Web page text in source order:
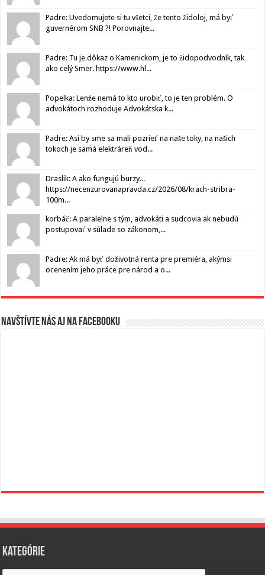
Padre: Uvedomujete si tu všetci, že tento židoloj, má byť
guvernérom SNB ?! Porovnajte...
Padre: Tu je dôkaz o Kamenickom, je to židopodvodník, tak
ako celý Smer. https://www.hl...
Popelka: Lenže nemá to kto urobiť, to je ten problém. O
advokátoch rozhoduje Advokátska k...
Padre: Asi by sme sa mali pozrieť na naše toky, na našich
tokoch je samá elektráreň vod...
Draslik: A ako fungujú burzy...
https://necenzurovanapravda.cz/2026/08/krach-stribra-
100m...
korbáč: A paralelne s tým, advokáti a sudcovia ak nebudú
postupovať v súlade so zákonom,...
Padre: Ak má byť doživotná renta pre premiéra, akýmsi
ocenením jeho práce pre národ a o...
Navštívte nás aj na Facebooku
Kategórie
Kategórie